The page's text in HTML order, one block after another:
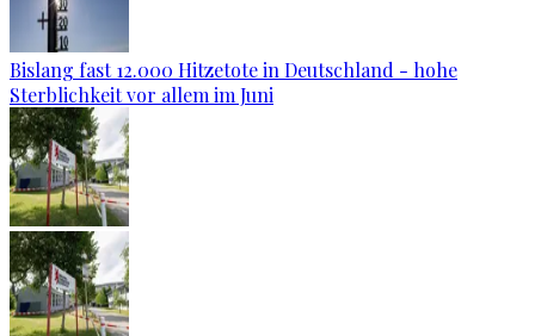
Bislang fast 12.000 Hitzetote in Deutschland - hohe
Sterblichkeit vor allem im Juni